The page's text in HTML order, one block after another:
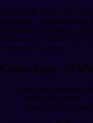
La estrategia central del
de Furias y Elementales de
unidades en el momento
Tormenta, en combinación
amenaza devastadora.
Cómo Jugar el
Inicio de la partida:
asegurar una
velocidad de la partida